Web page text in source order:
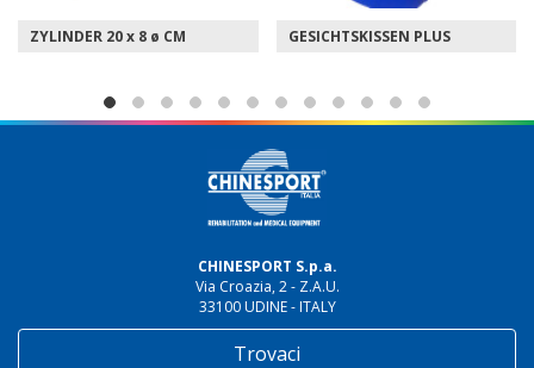
ZYLINDER 20 x 8 ø CM GESICHTSKISSEN PLUS
CHINESPORT S.p.a.
Via Croazia, 2 - Z.A.U.
33100 UDINE - ITALY
Trovaci